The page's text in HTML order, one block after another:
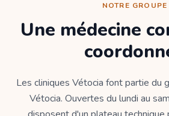
NOTRE GROUPE
Une médecine
Les cliniques Vétocia font partie du
Vétocia. Ouvertes du lundi au